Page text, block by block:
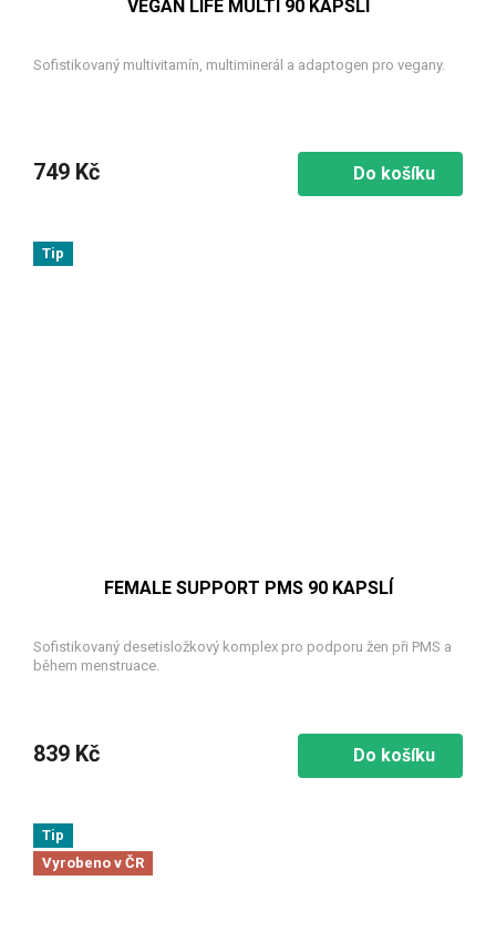
VEGAN LIFE MULTI 90 KAPSLÍ
Sofistikovaný multivitamín, multiminerál a adaptogen pro vegany.
749 Kč Do košíku
Tip
FEMALE SUPPORT PMS 90 KAPSLÍ
Sofistikovaný desetisložkový komplex pro podporu žen při PMS a
během menstruace.
839 Kč Do košíku
Tip
Vyrobeno v ČR